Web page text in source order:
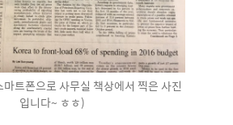
트폰으로 사무실 책상에서 찍은 사진
입니다~ ㅎㅎ)